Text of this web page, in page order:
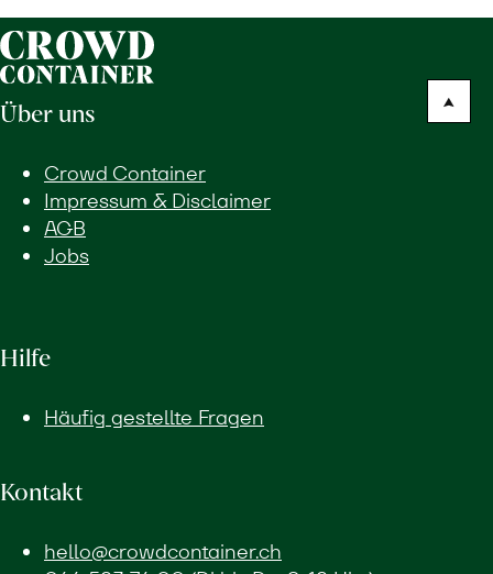
Über uns
Crowd Container
Impressum & Disclaimer
AGB
Jobs
Hilfe
Häufig gestellte Fragen
Kontakt
hello@crowdcontainer.ch